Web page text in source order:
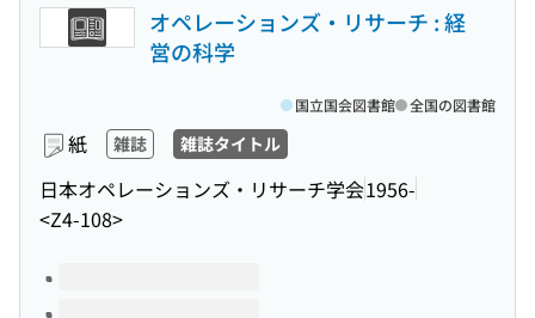
オペレーションズ・リサーチ : 経
営の科学
紙 雑誌 雑誌タイトル
日本オペレーションズ・リサーチ学会1956-
<Z4-108>
国立国会図書館 全国の図書館
このタイトルの巻号